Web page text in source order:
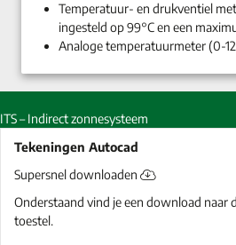
Temperatuur- en drukventiel
ingesteld op 99°C en een
Analoge temperatuurmeter (0-
ITS – Indirect zonnesysteem
Tekeningen Autocad
Supersnel downloaden
Onderstaand vind je een download naar
toestel.